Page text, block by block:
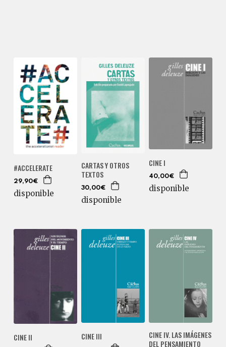
#ACCELERATE
29,90€
disponible
CARTAS Y OTROS
TEXTOS
30,00€
disponible
CINE I
40,00€
disponible
CINE II CINE III
CINE IV. LAS IMÁGENES
DEL PENSAMIENTO